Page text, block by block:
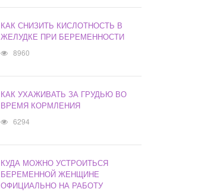
КАК СНИЗИТЬ КИСЛОТНОСТЬ В
ЖЕЛУДКЕ ПРИ БЕРЕМЕННОСТИ
8960
КАК УХАЖИВАТЬ ЗА ГРУДЬЮ ВО
ВРЕМЯ КОРМЛЕНИЯ
6294
КУДА МОЖНО УСТРОИТЬСЯ
БЕРЕМЕННОЙ ЖЕНЩИНЕ
ОФИЦИАЛЬНО НА РАБОТУ